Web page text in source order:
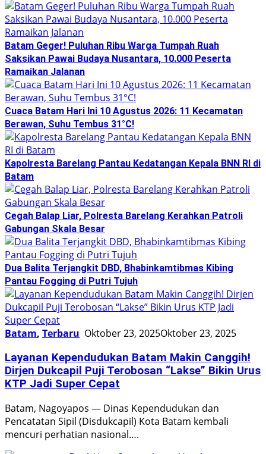
Batam Geger! Puluhan Ribu Warga Tumpah Ruah
Saksikan Pawai Budaya Nusantara, 10.000 Peserta
Ramaikan Jalanan
Cuaca Batam Hari Ini 10 Agustus 2026: 11 Kecamatan
Berawan, Suhu Tembus 31°C!
Kapolresta Barelang Pantau Kedatangan Kepala BNN RI di
Batam
Cegah Balap Liar, Polresta Barelang Kerahkan Patroli
Gabungan Skala Besar
Dua Balita Terjangkit DBD, Bhabinkamtibmas Kibing
Pantau Fogging di Putri Tujuh
Batam, Terbaru Oktober 23, 2025Oktober 23, 2025
Layanan Kependudukan Batam Makin Canggih!
Dirjen Dukcapil Puji Terobosan “Lakse” Bikin Urus
KTP Jadi Super Cepat
Batam, Nagoyapos — Dinas Kependudukan dan
Pencatatan Sipil (Disdukcapil) Kota Batam kembali
mencuri perhatian nasional….